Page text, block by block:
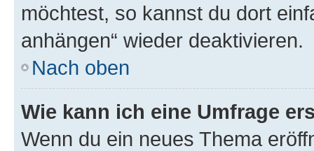
möchtest, so kannst du dort
anhängen“ wieder deaktivieren.
Nach oben
Wie kann ich eine Umfrage
Wenn du ein neues Thema